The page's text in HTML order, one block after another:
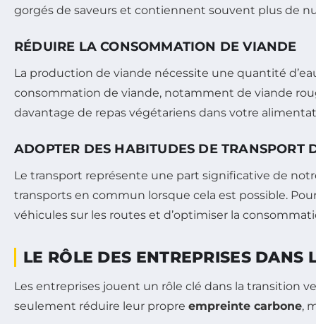
gorgés de saveurs et contiennent souvent plus de
RÉDUIRE LA CONSOMMATION DE VIANDE
La production de viande nécessite une quantité
consommation de viande, notamment de viande
davantage de repas végétariens dans votre
ADOPTER DES HABITUDES DE TRANSPORT
Le transport représente une part significative de
transports en commun lorsque cela est possible.
véhicules sur les routes et d’optimiser la
LE RÔLE DES ENTREPRISES
Les entreprises jouent un rôle clé dans la transition
seulement réduire leur propre empreinte carbone,